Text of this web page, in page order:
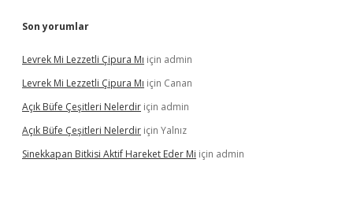
Son yorumlar
Levrek Mi Lezzetli Çipura Mı için admin
Levrek Mi Lezzetli Çipura Mı için Canan
Açık Büfe Çeşitleri Nelerdir için admin
Açık Büfe Çeşitleri Nelerdir için Yalnız
Sinekkapan Bitkisi Aktif Hareket Eder Mi için admin